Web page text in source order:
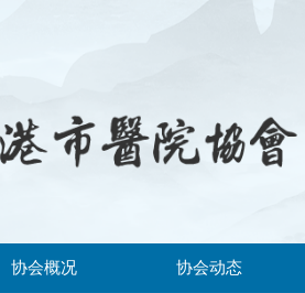
协会概况 协会动态